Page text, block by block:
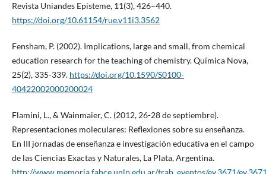
Revista Uniandes Episteme, 11(3), 426–440.
https://doi.org/10.61154/rue.v11i3.3562
Fensham, P. (2002). Implications, large and small, from chemical
education research for the teaching of chemistry. Química Nova,
25(2), 335-339. https://doi.org/10.1590/S0100-
40422002000200024
Flamini, L., & Wainmaier, C. (2012, 26-28 de septiembre).
Representaciones moleculares: Reflexiones sobre su enseñanza.
En III jornadas de enseñanza e investigación educativa en el campo
de las Ciencias Exactas y Naturales, La Plata, Argentina.